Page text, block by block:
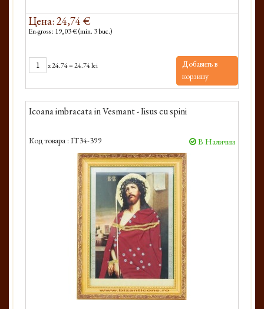
Цена: 24,74 €
En-gross : 19,03 € (min. 3 buc.)
x24.74=24.74 lei
Добавить в
корзину
Icoana imbracata in Vesmant - Iisus cu spini
Код товара : IT34-399 В Наличии